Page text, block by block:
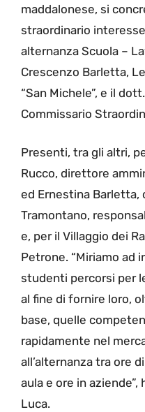
maddalonese, si
straordinario
alternanza Scuola –
Crescenzo Barletta,
“San Michele”, e il
Commissario
Presenti, tra gli altri,
Rucco, direttore
ed Ernestina Barletta,
Tramontano,
e, per il Villaggio dei
Petrone. “Miriamo ad
studenti percorsi per
al fine di fornire loro,
base, quelle
rapidamente nel
all’alternanza tra ore
aula e ore in
Luca.